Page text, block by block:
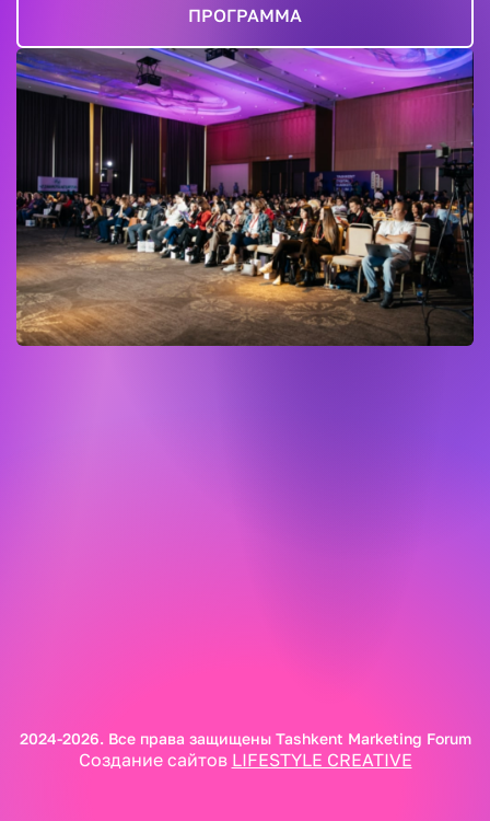
ПРОГРАММА
2024-2026. Все права защищены Tashkent Marketing Forum
Создание сайтов LIFESTYLE CREATIVE